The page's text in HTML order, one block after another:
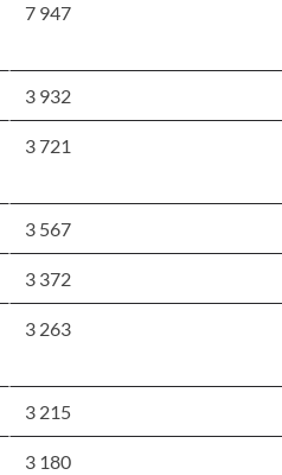
7 947
3 932
3 721
3 567
3 372
3 263
3 215
3 180